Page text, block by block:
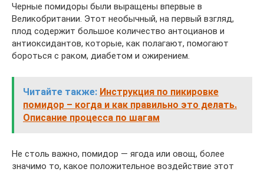
Черные помидоры были выращены впервые в
Великобритании. Этот необычный, на первый взгляд,
плод содержит большое количество антоцианов и
антиоксидантов, которые, как полагают, помогают
бороться с раком, диабетом и ожирением.
Читайте также: Инструкция по пикировке
помидор – когда и как правильно это делать.
Описание процесса по шагам
Не столь важно, помидор — ягода или овощ, более
значимо то, какое положительное воздействие этот